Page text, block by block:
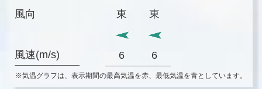
風向
風速(m/s)
東
東
6 6
※気温グラフは、表示期間の最高気温を赤、最低気温を青としています。